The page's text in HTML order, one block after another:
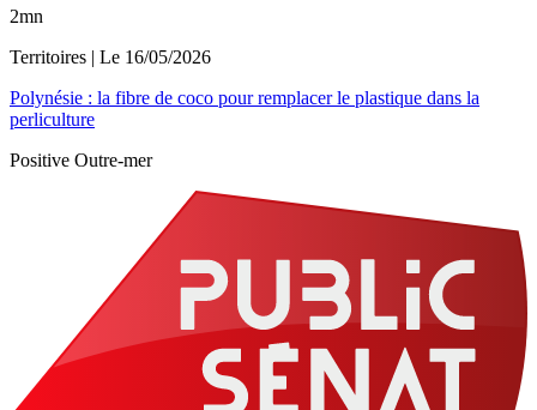
2mn
Territoires | Le 16/05/2026
Polynésie : la fibre de coco pour remplacer le plastique dans la
perliculture
Positive Outre-mer